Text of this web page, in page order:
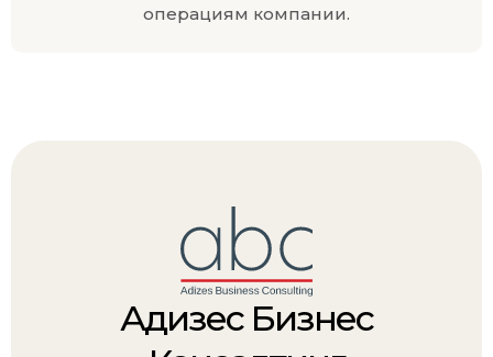
операциям компании.
Адизес Бизнес